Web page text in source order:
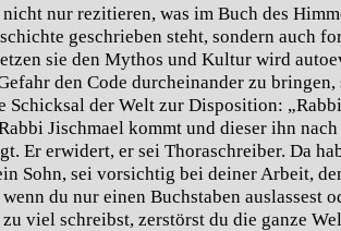
nur rezitieren, was im Buch des
geschrieben steht, sondern auch
sie den Mythos und Kultur wird
den Code durcheinander zu bringen,
Schicksal der Welt zur Disposition:
Jischmael kommt und dieser ihn
Er erwidert, er sei Thoraschreiber. Da
Sohn, sei vorsichtig bei deiner Arbeit,
du nur einen Buchstaben auslassest
viel schreibst, zerstörst du die ganze